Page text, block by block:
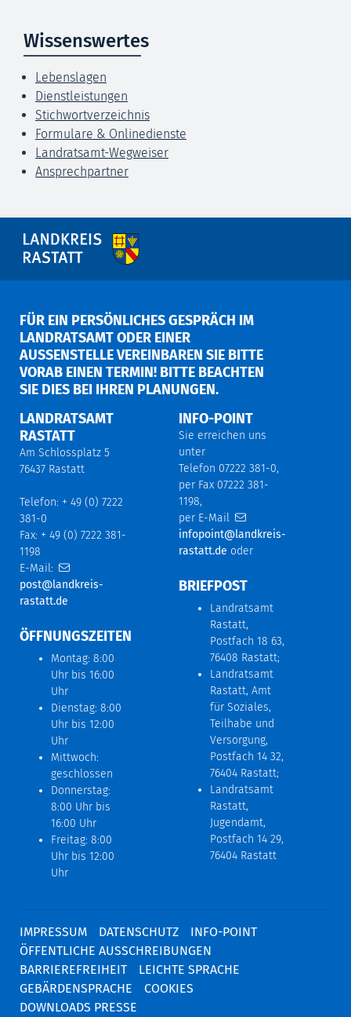
Wissenswertes
Lebenslagen
Dienstleistungen
Stichwortverzeichnis
Formulare & Onlinedienste
Landratsamt-Wegweiser
Ansprechpartner
FÜR EIN PERSÖNLICHES GESPRÄCH IM
LANDRATSAMT ODER EINER
AUSSENSTELLE VEREINBAREN SIE BITTE V
ORAB EINEN TERMIN! BITTE BEACHTEN S
IE DIES BEI IHREN PLANUNGEN.
LANDRATSAMT
RASTATT
Am Schlossplatz 5
76437 Rastatt
Telefon: + 49 (0) 7222
381-0
Fax: + 49 (0) 7222 381-
1198
E-Mail:
post@landkreis-
rastatt.de
ÖFFNUNGSZEITEN
Montag: 8:00
Uhr bis 16:00
Uhr
Dienstag: 8:00
Uhr bis 12:00
Uhr
Mittwoch:
geschlossen
Donnerstag:
8:00 Uhr bis
16:00 Uhr
Freitag: 8:00
Uhr bis 12:00
Uhr
INFO-POINT
Sie erreichen uns
unter
Telefon 07222 381-0,
per Fax 07222 381-
1198,
per E-Mail
infopoint@landkreis-
rastatt.de oder
BRIEFPOST
Landratsamt
Rastatt,
Postfach 18 63,
76408 Rastatt;
Landratsamt
Rastatt, Amt
für Soziales,
Teilhabe und
Versorgung,
Postfach 14 32,
76404 Rastatt;
Landratsamt
Rastatt,
Jugendamt,
Postfach 14 29,
76404 Rastatt
IMPRESSUM DATENSCHUTZ
INFO-POINT
ÖFFENTLICHE AUSSCHREIBUNGEN
BARRIEREFREIHEIT
LEICHTE SPRACHE
GEBÄRDENSPRACHE
COOKIES
DOWNLOADS PRESSE